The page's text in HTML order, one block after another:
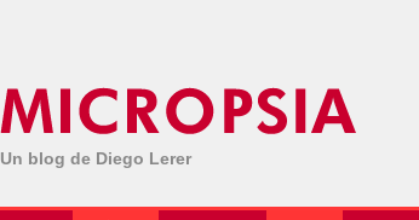
Un blog de Diego Lerer